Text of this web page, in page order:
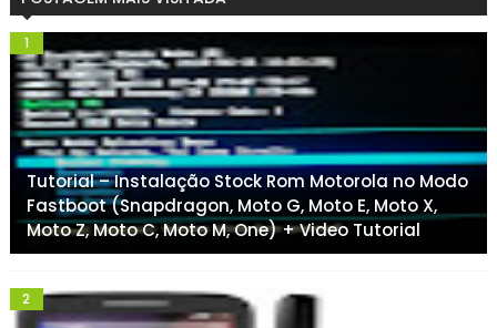
Tutorial – Instalação Stock Rom Motorola no Modo
Fastboot (Snapdragon, Moto G, Moto E, Moto X,
Moto Z, Moto C, Moto M, One) + Video Tutorial